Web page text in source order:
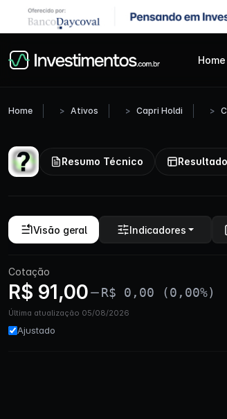
Home
Home Ativos Capri Holdi
Resumo Técnico
Visão geral Indicadores
Cotação
R$ 91,00 R$ 0,00 (0,00%)
Última atualização 05/08/2026
Ajustado